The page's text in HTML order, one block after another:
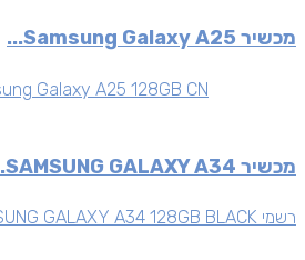
מכשיר Samsung Galaxy A25...
מכשיר SAMSUNG GALAXY A34...